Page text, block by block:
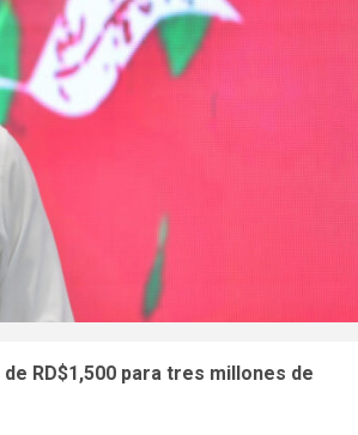
RD$1,500 para tres millones de